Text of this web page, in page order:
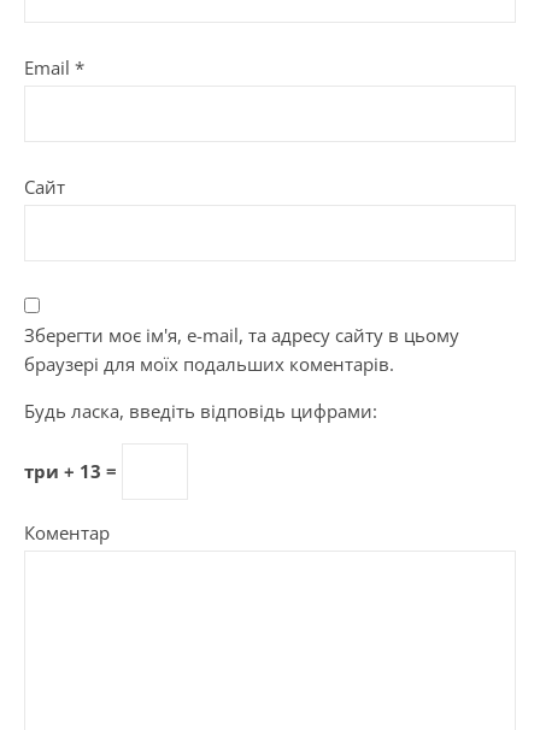
Email *
Сайт
Зберегти моє ім'я, e-mail, та адресу сайту в цьому
браузері для моїх подальших коментарів.
Будь ласка, введіть відповідь цифрами:
три + 13 =
Коментар